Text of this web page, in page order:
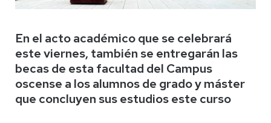
En el acto académico que se celebrará
este viernes, también se entregarán las
becas de esta facultad del Campus
oscense a los alumnos de grado y máster
que concluyen sus estudios este curso